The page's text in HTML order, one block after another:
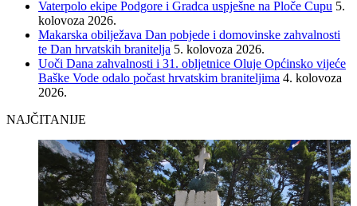
Vaterpolo ekipe Podgore i Gradca uspješne na Ploče Cupu 5.
kolovoza 2026.
Makarska obilježava Dan pobjede i domovinske zahvalnosti
te Dan hrvatskih branitelja 5. kolovoza 2026.
Uoči Dana zahvalnosti i 31. obljetnice Oluje Općinsko vijeće
Baške Vode odalo počast hrvatskim braniteljima 4. kolovoza
2026.
NAJČITANIJE